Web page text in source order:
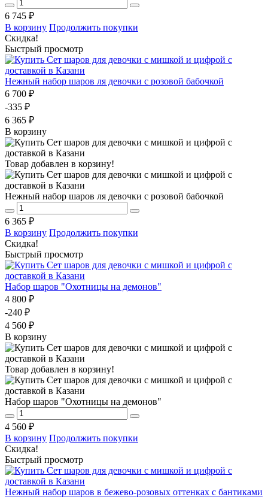
6 745 ₽
В корзину Продолжить покупки
Скидка!
Быстрый просмотр
Нежный набор шаров ля девочки с розовой бабочкой
6 700 ₽
-335 ₽
6 365 ₽
В корзину
Товар добавлен в корзину!
Нежный набор шаров ля девочки с розовой бабочкой
6 365 ₽
В корзину Продолжить покупки
Скидка!
Быстрый просмотр
Набор шаров "Охотницы на демонов"
4 800 ₽
-240 ₽
4 560 ₽
В корзину
Товар добавлен в корзину!
Набор шаров "Охотницы на демонов"
4 560 ₽
В корзину Продолжить покупки
Скидка!
Быстрый просмотр
Нежный набор шаров в бежево-розовых оттенках с бантиками